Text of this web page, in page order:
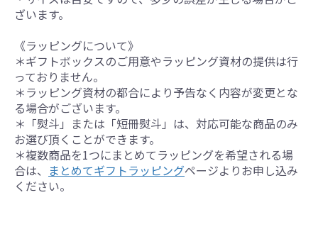
ざいます。
《ラッピングについて》
＊ギフトボックスのご用意やラッピング資材の提供は行
っておりません。
＊ラッピング資材の都合により予告なく内容が変更とな
る場合がございます。
＊「熨斗」または「短冊熨斗」は、対応可能な商品のみ
お選び頂くことができます。
＊複数商品を1つにまとめてラッピングを希望される場
合は、 まとめてギフトラッピングページよりお申し込み
ください。